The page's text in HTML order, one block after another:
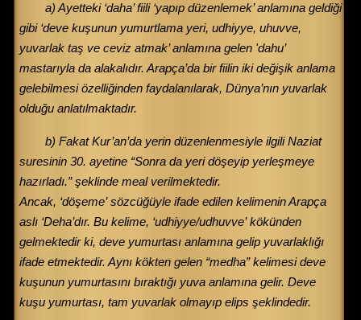
a) Ayetteki ‘daha’ fiili ‘yapıp düzenlemek’ anlamına geldiği
gibi ‘deve kuşunun yumurtlama yeri, udhiyye, uhuvve,
yuvarlak taş ve ceviz atmak’ anlamına gelen 'dahu’
mastarıyla da alakalıdır. Arapça’da bir fiilin iki değişik anlama
gelebilmesi özelliğinden faydalanılarak, Dünya’nın yuvarlak
olduğu anlatılmaktadır.
b) Fakat Kur’an’da yerin düzenlenmesiyle ilgili Naziat
suresinin 30. ayetine “Sonra da yeri döşeyip yerleşmeye
hazırladı.” şeklinde meal verilmektedir.
Ancak, ‘döşeme’ sözcüğüyle ifade edilen kelimenin Arapça
aslı ‘Deha’dır. Bu kelime, ‘udhiyye/udhuvve’ kökünden
gelmektedir ki, deve yumurtası anlamına gelip yuvarlaklığı
ifade etmektedir. Aynı kökten gelen “medha” kelimesi deve
kuşunun yumurtasını bıraktığı yuva anlamına gelir. Deve
kuşu yumurtası, tam yuvarlak olmayıp elips şeklindedir.